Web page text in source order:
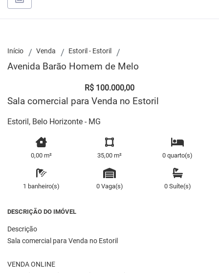
Início Venda Estoril - Estoril
Avenida Barão Homem de Melo
R$ 100.000,00
Sala comercial para Venda no Estoril
Estoril, Belo Horizonte - MG
0,00 m² 35,00 m² 0 quarto(s)
1 banheiro(s) 0 Vaga(s) 0 Suíte(s)
DESCRIÇÃO DO IMÓVEL
Descrição
Sala comercial para Venda no Estoril
VENDA ONLINE